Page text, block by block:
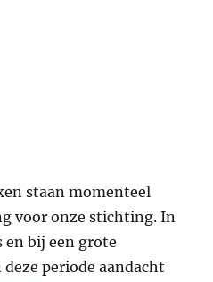
staan momenteel
voor onze stichting. In
en bij een grote
periode aandacht